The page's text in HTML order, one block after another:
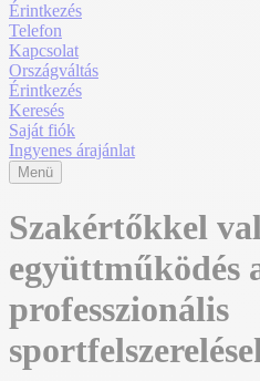
Érintkezés
Telefon
Kapcsolat
Országváltás
Érintkezés
Keresés
Saját fiók
Ingyenes árajánlat
Menü
Szakértőkkel
együttműködés
professzionális